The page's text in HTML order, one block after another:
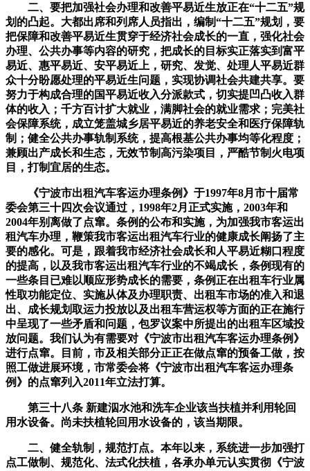
二、要把加强社会办理和改善平易近生放正在“十二五”规
划的凸起。大都出席和列席人员指出，编制“十二五”规划，要
把保障和改善平易近生贯穿于经济社会成长的一直，强化社会
办理、公共办事等内容的研究，把成长的目标实正落实到富平
易近、惠平易近、安平易近上，研究、发觉、处理人平易近群
众十分盼愿处理的平易近生问题，实现协调社会共建共享。要
努力于构成合理的国平易近收入分派款式，切实提凹凸收入群
体的收入；千方百计扩大就业，满脚社会的就业需求；完美社
会保障系统，成立笼盖城乡居平易近的养老安全和医疗保障轨
制；健全公共办事轨制系统，提高根基公共办事均等化程度；
兼顾出产成长和生态，无效节制高污染项目，严酷节制火电项
目，打制宜居的生态。
《宁波市出租汽车客运办理条例》于1997年8月市十届常
委会第三十四次会议通过，1998年2月正式实施，2003年和
2004年别离做了点窜。条例的公布和实施，为加强我市客运出
租汽车办理，鞭策我市客运出租汽车行业的健康成长阐扬了主
要的感化。可是，跟着我市经济社会成长和人平易近糊口程度
的提高，以及我市客运出租汽车行业的不竭成长，条例现有的
一些条目已难以顺应形势成长的需要，条例正在出租车行业属
性取功能定位、实施从体及办理职责、出租车市场的准入和退
出、成长规划取运力投放以及出租车营运权等方面的正在施行
中呈现了一些矛盾和问题，包罗议案中所提出的出租车区域投
放问题。我们认为有需要对《宁波市出租汽车客运办理条例》
进行点窜。目前，市及相关部分正正在做点窜的预备工做，按
照工做进展环境，市常委会将《宁波市出租汽车客运办理条
例》的点窜列入2011年立法打算。
第三十八条 新建泅水池和洗车企业该当扶植并利用轮回
用水设备。尚未扶植轮回用水设备的，该当期限。
二、健全轨制，规范打点。本年以来，系统进一步加强打
点工做制、规范化、法式化扶植，各承办单元认实贯彻《宁波